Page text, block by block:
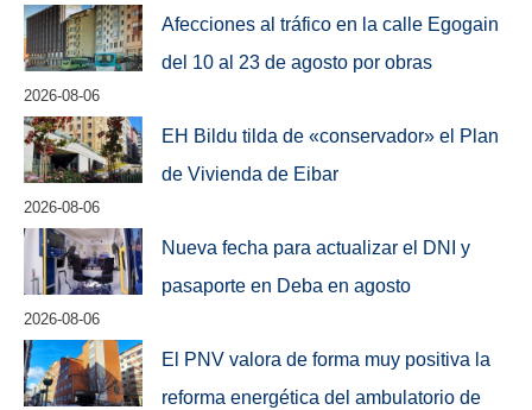
Afecciones al tráfico en la calle Egogain
del 10 al 23 de agosto por obras
2026-08-06
EH Bildu tilda de «conservador» el Plan
de Vivienda de Eibar
2026-08-06
Nueva fecha para actualizar el DNI y
pasaporte en Deba en agosto
2026-08-06
El PNV valora de forma muy positiva la
reforma energética del ambulatorio de